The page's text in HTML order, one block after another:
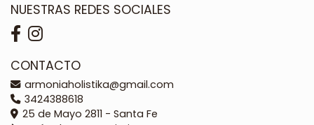
NUESTRAS REDES SOCIALES
CONTACTO
armoniaholistika@gmail.com
3424388618
25 de Mayo 2811 - Santa Fe